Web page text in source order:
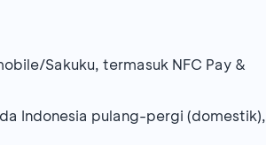
Sakuku, termasuk NFC Pay &
Indonesia pulang-pergi (domestik),